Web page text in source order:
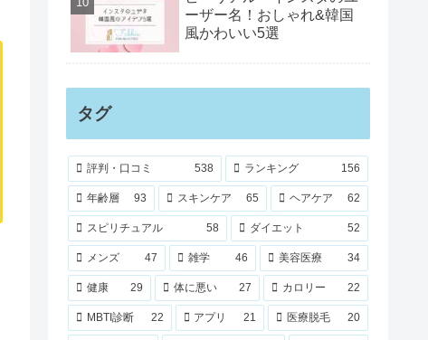
ーザー名！おしゃれ&韓国
風かわいい5選
タグ
評判・口コミ 538 ランキング 156
年齢層 93 スキンケア 65 ヘアケア 62
スピリチュアル 58 ダイエット 52
メンズ 47 雑学 46 美容医療 34
健康 29 体に悪い 27 カロリー 22
MBTI診断 22 アプリ 21 医療脱毛 20